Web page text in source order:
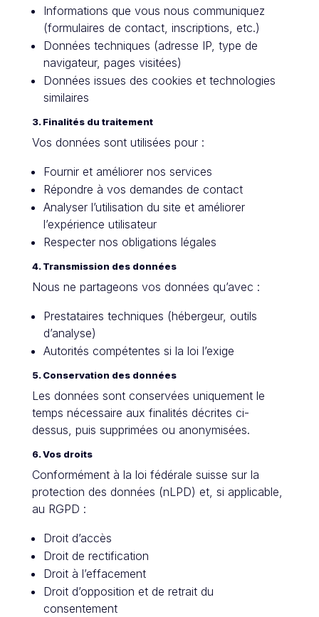
Informations que vous nous communiquez
(formulaires de contact, inscriptions, etc.)
Données techniques (adresse IP, type de
navigateur, pages visitées)
Données issues des cookies et technologies
similaires
3. Finalités du traitement
Vos données sont utilisées pour :
Fournir et améliorer nos services
Répondre à vos demandes de contact
Analyser l’utilisation du site et améliorer
l’expérience utilisateur
Respecter nos obligations légales
4. Transmission des données
Nous ne partageons vos données qu’avec :
Prestataires techniques (hébergeur, outils
d’analyse)
Autorités compétentes si la loi l’exige
5. Conservation des données
Les données sont conservées uniquement le
temps nécessaire aux finalités décrites ci-
dessus, puis supprimées ou anonymisées.
6. Vos droits
Conformément à la loi fédérale suisse sur la
protection des données (nLPD) et, si applicable,
au RGPD :
Droit d’accès
Droit de rectification
Droit à l’effacement
Droit d’opposition et de retrait du
consentement